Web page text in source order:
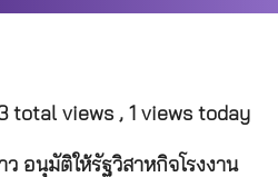
total views , 1 views today
อนุมัติให้รัฐวิสาหกิจโรงงาน